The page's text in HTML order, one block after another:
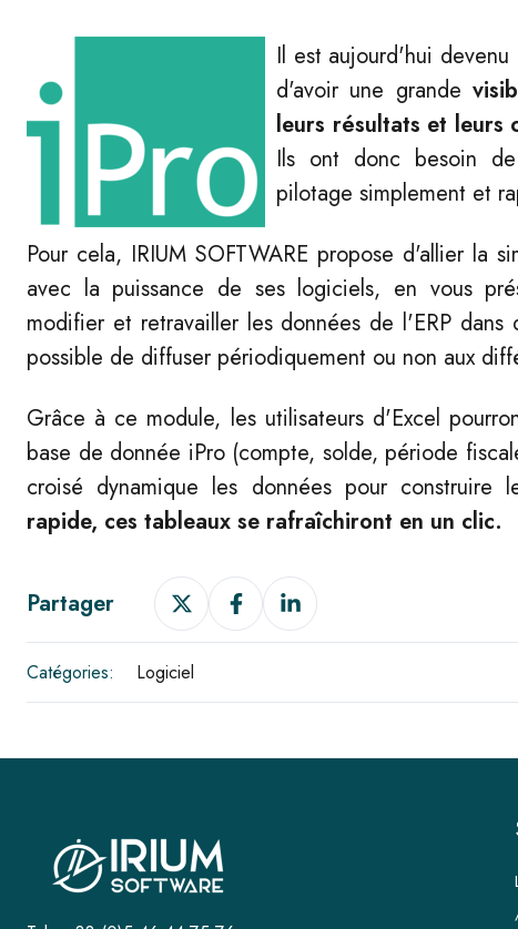
Il est aujourd'hui
d'avoir une grande
leurs résultats et leurs
Ils ont donc besoin
pilotage simplement et
Pour cela, IRIUM SOFTWARE propose d'allier la
avec la puissance de ses logiciels, en vous
modifier et retravailler les données de l'ERP
possible de diffuser périodiquement ou non aux
Grâce à ce module, les utilisateurs d'Excel
base de donnée iPro (compte, solde, période
croisé dynamique les données pour construire
rapide, ces tableaux se rafraîchiront en un clic.
Partager
Partager
sur
Partager
sur
Partager
sur
Catégories: Logiciel